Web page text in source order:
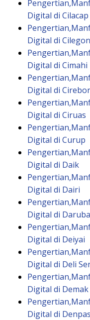
Digital di Cilacap
Digital di Cilegon
Digital di Cimahi
Digital di
Digital di Ciruas
Digital di Curup
Digital di Daik
Digital di Dairi
Digital di Daruba
Digital di Deiyai
Digital di Deli
Digital di Demak
Digital di